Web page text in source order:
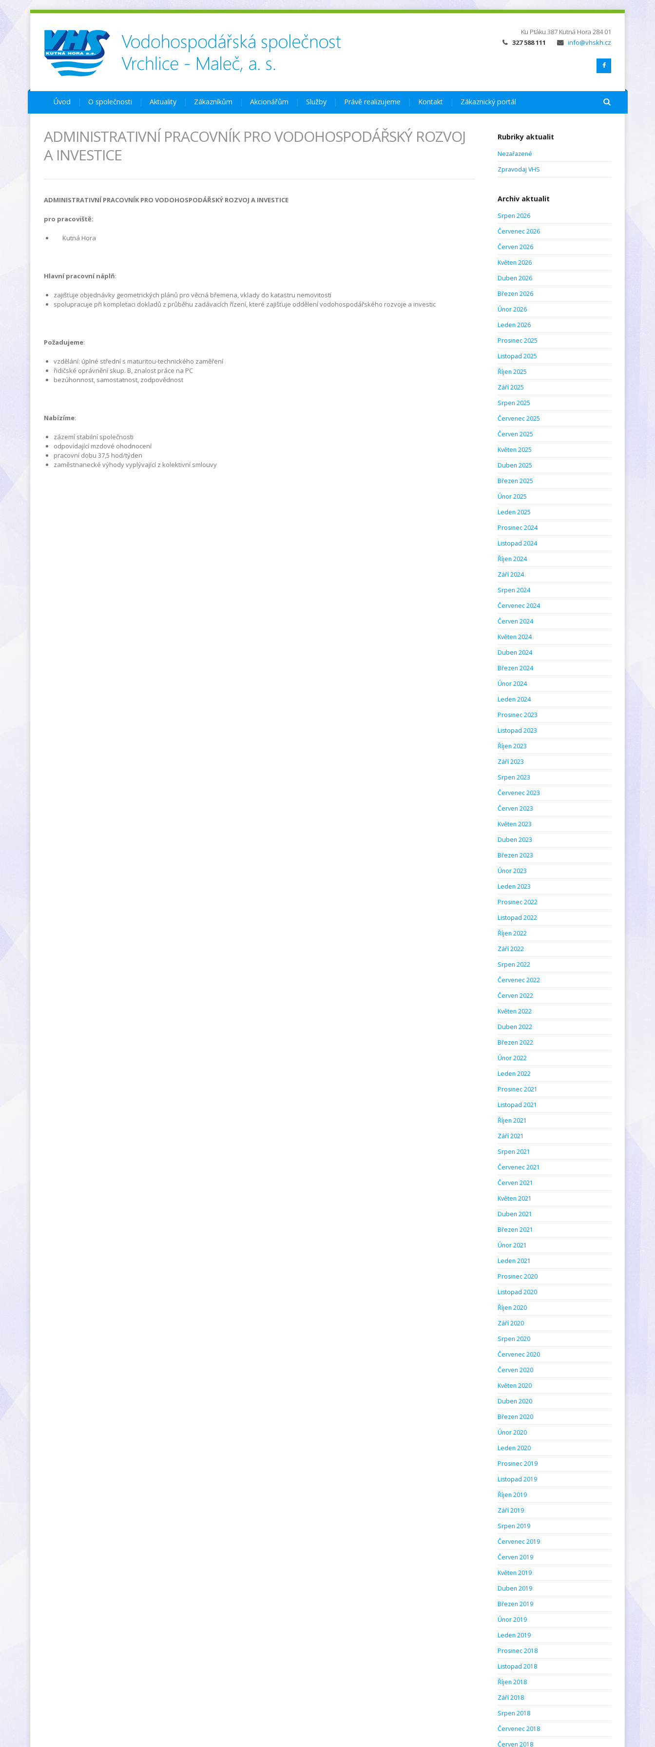
Ku Ptáku 387 Kutná Hora 284 01
327 588 111
info@vhskh.cz
Úvod O společnosti Aktuality Zákazníkům Akcionářům Služby Právě realizujeme Kontakt Zákaznický portál
ADMINISTRATIVNÍ PRACOVNÍK PRO VODOHOSPODÁŘSKÝ ROZVOJ
A INVESTICE
ADMINISTRATIVNÍ PRACOVNÍK PRO VODOHOSPODÁŘSKÝ ROZVOJ A INVESTICE
pro pracoviště:
Kutná Hora
Hlavní pracovní náplň:
zajišťuje objednávky geometrických plánů pro věcná břemena, vklady do katastru nemovitostí
spolupracuje při kompletaci dokladů z průběhu zadávacích řízení, které zajišťuje oddělení vodohospodářského rozvoje a investic
Požadujeme:
vzdělání: úplné střední s maturitou-technického zaměření
řidičské oprávnění skup. B, znalost práce na PC
bezúhonnost, samostatnost, zodpovědnost
Nabízíme:
zázemí stabilní společnosti
odpovídající mzdové ohodnocení
pracovní dobu 37,5 hod/týden
zaměstnanecké výhody vyplývající z kolektivní smlouvy
Rubriky aktualit
Nezařazené
Zpravodaj VHS
Archiv aktualit
Srpen 2026
Červenec 2026
Červen 2026
Květen 2026
Duben 2026
Březen 2026
Únor 2026
Leden 2026
Prosinec 2025
Listopad 2025
Říjen 2025
Září 2025
Srpen 2025
Červenec 2025
Červen 2025
Květen 2025
Duben 2025
Březen 2025
Únor 2025
Leden 2025
Prosinec 2024
Listopad 2024
Říjen 2024
Září 2024
Srpen 2024
Červenec 2024
Červen 2024
Květen 2024
Duben 2024
Březen 2024
Únor 2024
Leden 2024
Prosinec 2023
Listopad 2023
Říjen 2023
Září 2023
Srpen 2023
Červenec 2023
Červen 2023
Květen 2023
Duben 2023
Březen 2023
Únor 2023
Leden 2023
Prosinec 2022
Listopad 2022
Říjen 2022
Září 2022
Srpen 2022
Červenec 2022
Červen 2022
Květen 2022
Duben 2022
Březen 2022
Únor 2022
Leden 2022
Prosinec 2021
Listopad 2021
Říjen 2021
Září 2021
Srpen 2021
Červenec 2021
Červen 2021
Květen 2021
Duben 2021
Březen 2021
Únor 2021
Leden 2021
Prosinec 2020
Listopad 2020
Říjen 2020
Září 2020
Srpen 2020
Červenec 2020
Červen 2020
Květen 2020
Duben 2020
Březen 2020
Únor 2020
Leden 2020
Prosinec 2019
Listopad 2019
Říjen 2019
Září 2019
Srpen 2019
Červenec 2019
Červen 2019
Květen 2019
Duben 2019
Březen 2019
Únor 2019
Leden 2019
Prosinec 2018
Listopad 2018
Říjen 2018
Září 2018
Srpen 2018
Červenec 2018
Červen 2018